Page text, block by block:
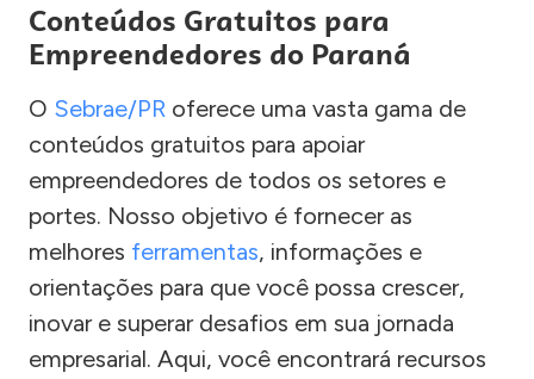
Conteúdos Gratuitos para
Empreendedores do Paraná
O Sebrae/PR oferece uma vasta gama de
conteúdos gratuitos para apoiar
empreendedores de todos os setores e
portes. Nosso objetivo é fornecer as
melhores ferramentas, informações e
orientações para que você possa crescer,
inovar e superar desafios em sua jornada
empresarial. Aqui, você encontrará recursos